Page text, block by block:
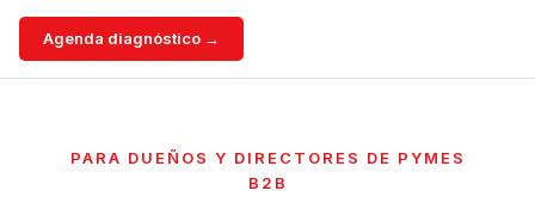
Agenda diagnóstico →
PARA DUEÑOS Y DIRECTORES DE PYMES
B2B